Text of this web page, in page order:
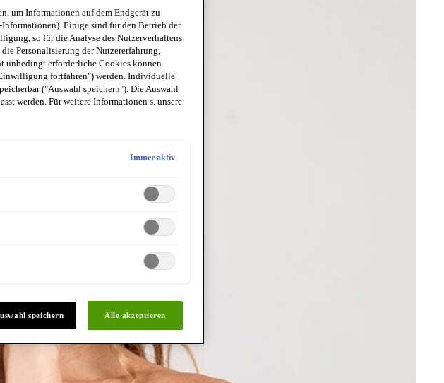
um Informationen auf dem Endgerät zu
Einige sind für den Betrieb der
so für die Analyse des Nutzerverhaltens
Personalisierung der Nutzererfahrung,
unbedingt erforderliche Cookies können
fortfahren") werden. Individuelle
("Auswahl speichern"). Die Auswahl
werden. Für weitere Informationen s. unsere
Immer aktiv
speichern Alle akzeptieren